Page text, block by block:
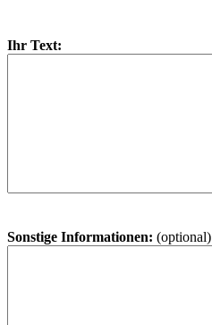
Ihr Text:
Sonstige Informationen: (optional)